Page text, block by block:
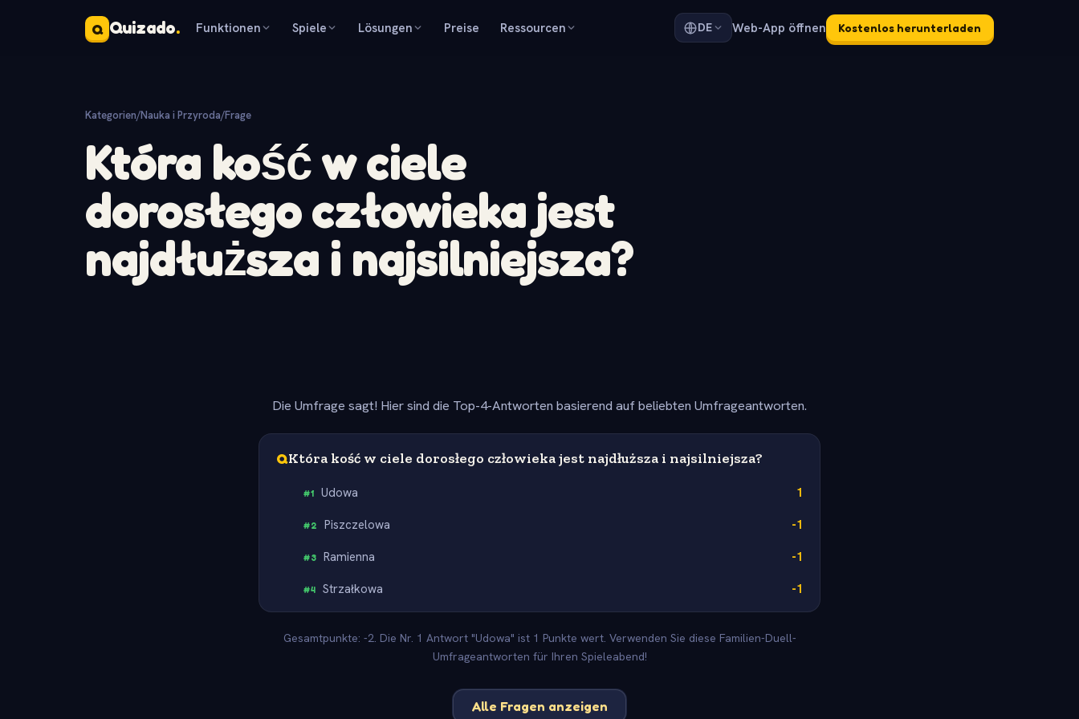
Q Quizado. Funktionen Spiele Lösungen Preise Ressourcen DE Web-App öffnen Kostenlos herunterladen
Kategorien/Nauka i Przyroda/Frage
Która kość w ciele
dorosłego człowieka jest
najdłuższa i najsilniejsza?
Die Umfrage sagt! Hier sind die Top-4-Antworten basierend auf beliebten Umfrageantworten.
QKtóra kość w ciele dorosłego człowieka jest najdłuższa i najsilniejsza?
#1 Udowa 1
#2 Piszczelowa -1
#3 Ramienna -1
#4 Strzałkowa -1
Gesamtpunkte: -2. Die Nr. 1 Antwort "Udowa" ist 1 Punkte wert. Verwenden Sie diese Familien-Duell-
Umfrageantworten für Ihren Spieleabend!
Alle Fragen anzeigen